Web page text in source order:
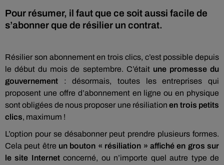
Pour résumer, il faut que ce soit aussi facile de
s’abonner que de résilier un contrat.
Résilier son abonnement en trois clics, c’est possible depuis
le début du mois de septembre. C’était une promesse du
gouvernement : désormais, toutes les entreprises qui
proposent une offre d’abonnement en ligne ou en physique
sont obligées de nous proposer une résiliationen trois petits
clics, maximum !
L’option pour se désabonner peut prendre plusieurs formes.
Cela peut être un bouton « résiliation » affiché en gros sur
le site Internetconcerné, ou n’importe quel autre type de